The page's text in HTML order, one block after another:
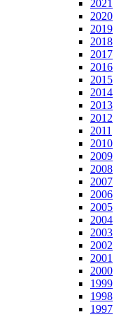
2021
2020
2019
2018
2017
2016
2015
2014
2013
2012
2011
2010
2009
2008
2007
2006
2005
2004
2003
2002
2001
2000
1999
1998
1997